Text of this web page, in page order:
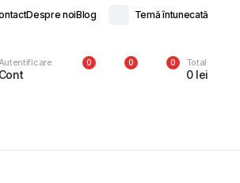
Despre noiBlog Temă întunecată
Autentificare
Cont
0 0 0 Total
0 lei